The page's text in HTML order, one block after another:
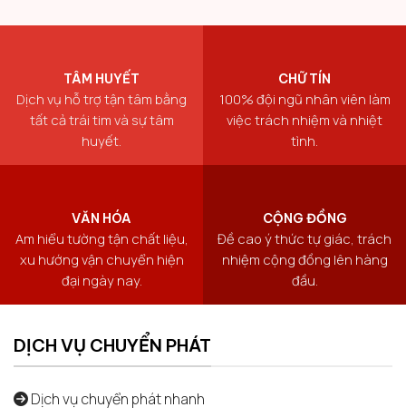
TÂM HUYẾT
Dịch vụ hỗ trợ tận tâm bằng
tất cả trái tim và sự tâm
huyết.
CHỮ TÍN
100% đội ngũ nhân viên làm
việc trách nhiệm và nhiệt
tình.
VĂN HÓA
Am hiểu tường tận chất liệu,
xu hướng vận chuyển hiện
đại ngày nay.
CỘNG ĐỒNG
Đề cao ý thức tự giác, trách
nhiệm cộng đồng lên hàng
đầu.
DỊCH VỤ CHUYỂN PHÁT
Dịch vụ chuyển phát nhanh